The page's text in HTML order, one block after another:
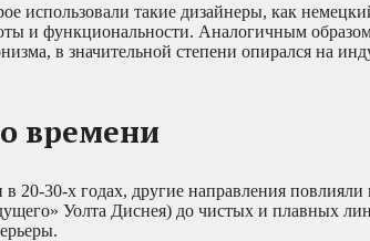
использовали такие дизайнеры, как
и функциональности. Аналогичным
в значительной степени опирался на
времени
20-30-х годах, другие направления
Уолта Диснея) до чистых и плавных